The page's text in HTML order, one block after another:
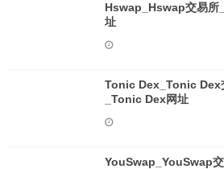
Hswap_Hswap交易所
址
Tonic Dex_Tonic Dex
_Tonic Dex网址
YouSwap_YouSwap